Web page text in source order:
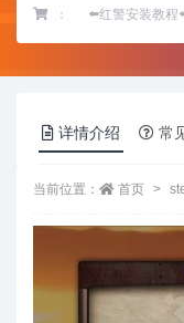
： ⬅️红警安装教程
详情介绍 常
当前位置： 首页